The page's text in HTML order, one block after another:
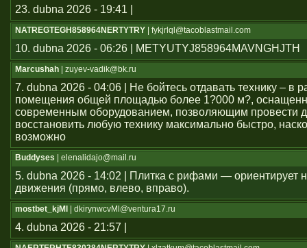
23. dubna 2026 - 19:41 |
NATREGTEGH858964NERTYTRY | fykjrlql@tacoblastmail.com
10. dubna 2026 - 06:26 | METYUTYJ858964MAVNGHJTH
Marcushah | zuyev-vadik@bk.ru
7. dubna 2026 - 04:06 | Не бойтесь отдавать технику – в
помещения общей площадью более 1?000 м?,
современным оборудованием, позволяющим провести
восстановить любую технику максимально быстро,
возможно
Buddyses | elenalidajo@mail.ru
5. dubna 2026 - 14:02 | Плитка с рифами — ориентирует
движения (прямо, влево, вправо).
mostbet_kjMl | dkirynwcvMl@ventura17.ru
4. dubna 2026 - 21:57 |